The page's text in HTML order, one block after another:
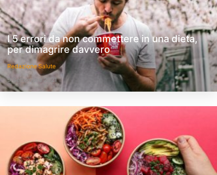
I 5 errori da non commettere in una dieta,
per dimagrire davvero
Redazione Salute
9 Settembre 2021